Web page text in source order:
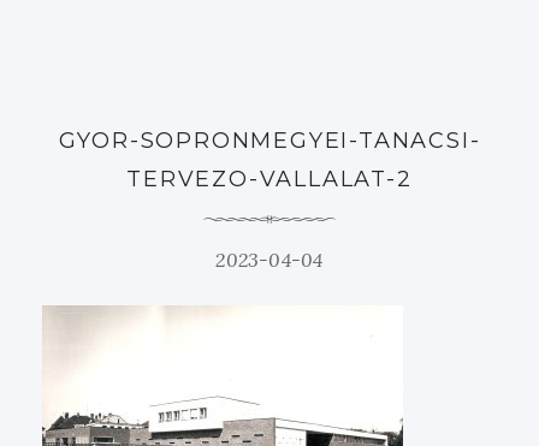
GYOR-SOPRONMEGYEI-TANACSI-
TERVEZO-VALLALAT-2
2023-04-04